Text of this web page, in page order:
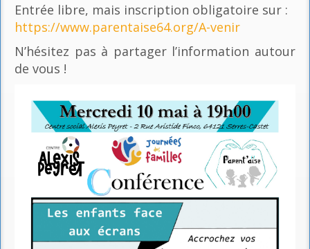
Entrée libre, mais inscription obligatoire sur :
https://www.parentaise64.org/A-venir
N’hésitez pas à partager l’information autour
de vous !